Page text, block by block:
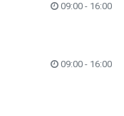
09:00 - 16:00
09:00 - 16:00